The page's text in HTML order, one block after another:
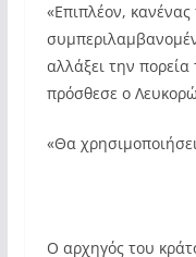
«Επιπλέον,
αλλάξει την
πρόσθεσε ο
«Θα
Ο αρχηγός του